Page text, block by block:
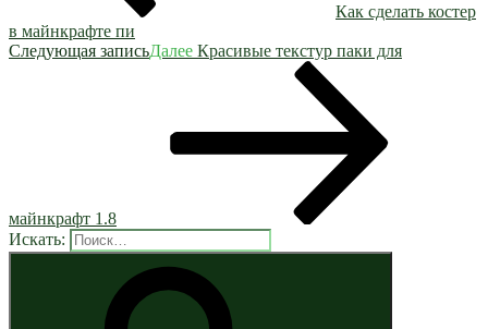
Как сделать костер
в майнкрафте пи
Следующая записьДалее Красивые текстур паки для
майнкрафт 1.8
Искать: